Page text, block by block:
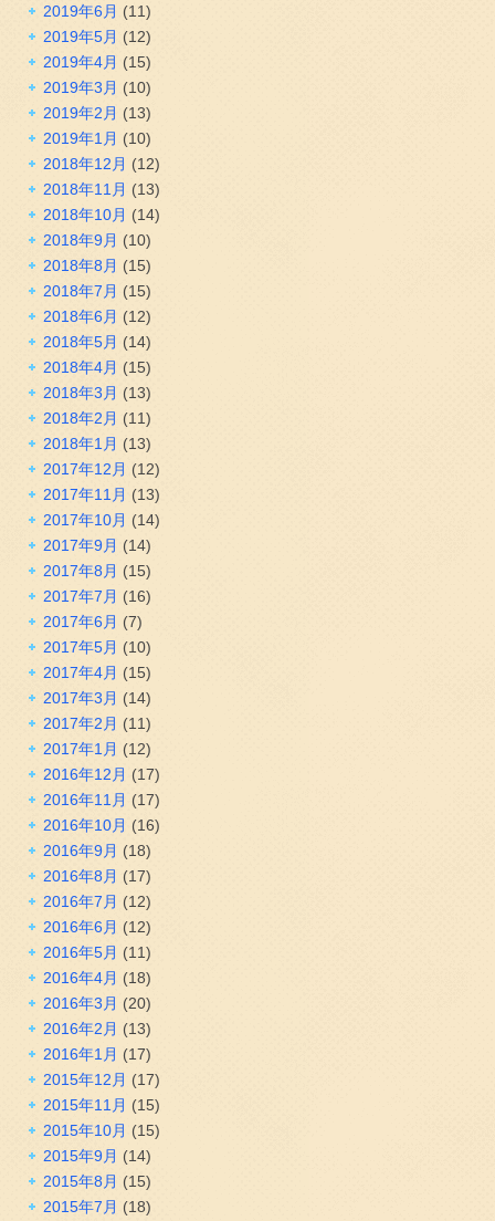
2019年6月 (11)
2019年5月 (12)
2019年4月 (15)
2019年3月 (10)
2019年2月 (13)
2019年1月 (10)
2018年12月 (12)
2018年11月 (13)
2018年10月 (14)
2018年9月 (10)
2018年8月 (15)
2018年7月 (15)
2018年6月 (12)
2018年5月 (14)
2018年4月 (15)
2018年3月 (13)
2018年2月 (11)
2018年1月 (13)
2017年12月 (12)
2017年11月 (13)
2017年10月 (14)
2017年9月 (14)
2017年8月 (15)
2017年7月 (16)
2017年6月 (7)
2017年5月 (10)
2017年4月 (15)
2017年3月 (14)
2017年2月 (11)
2017年1月 (12)
2016年12月 (17)
2016年11月 (17)
2016年10月 (16)
2016年9月 (18)
2016年8月 (17)
2016年7月 (12)
2016年6月 (12)
2016年5月 (11)
2016年4月 (18)
2016年3月 (20)
2016年2月 (13)
2016年1月 (17)
2015年12月 (17)
2015年11月 (15)
2015年10月 (15)
2015年9月 (14)
2015年8月 (15)
2015年7月 (18)